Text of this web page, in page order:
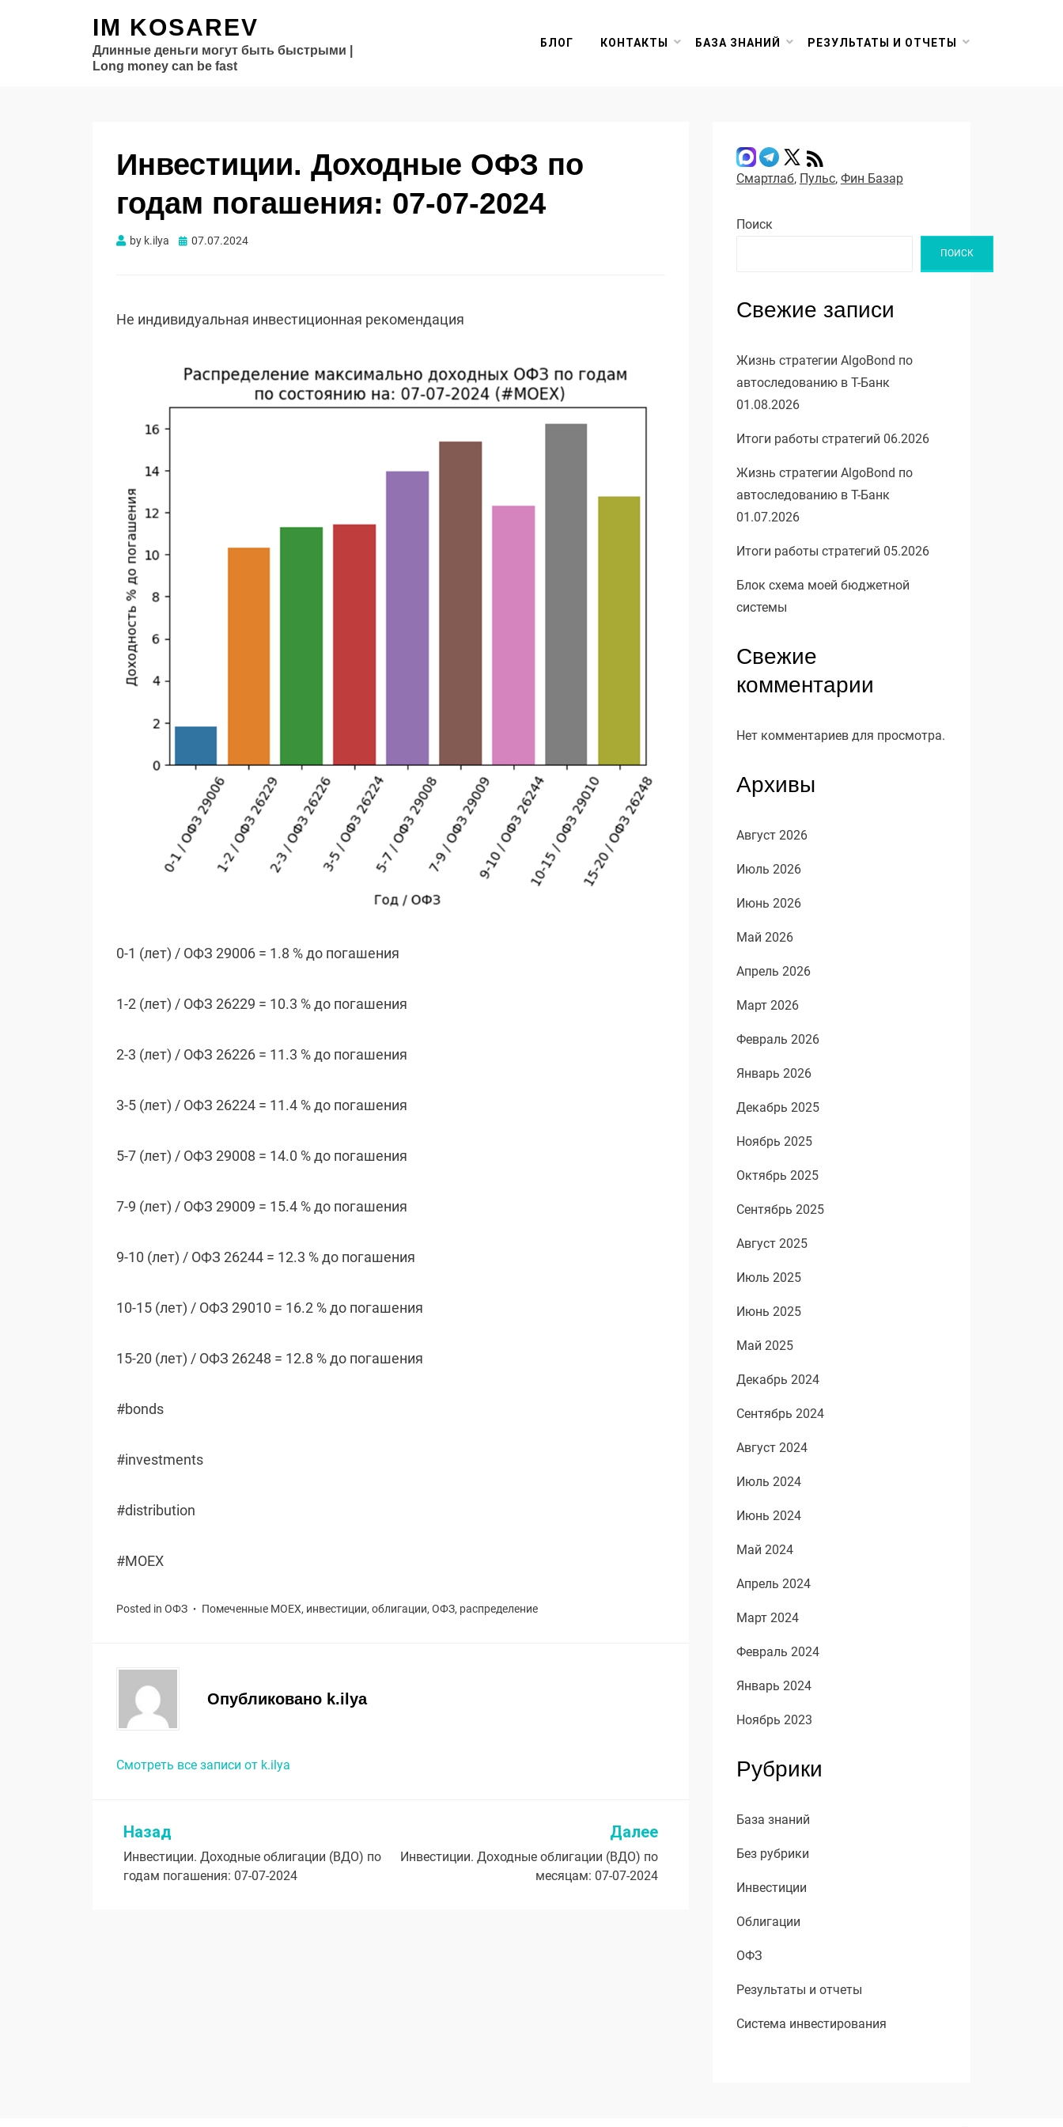
IM KOSAREV
Длинные деньги могут быть быстрыми |
Long money can be fast
БЛОГ КОНТАКТЫ БАЗА ЗНАНИЙ РЕЗУЛЬТАТЫ И ОТЧЕТЫ
Инвестиции. Доходные ОФЗ по
годам погашения: 07-07-2024
by k.ilya Опубликовано
07.07.2024
Не индивидуальная инвестиционная рекомендация
0-1 (лет) / ОФЗ 29006 = 1.8 % до погашения
1-2 (лет) / ОФЗ 26229 = 10.3 % до погашения
2-3 (лет) / ОФЗ 26226 = 11.3 % до погашения
3-5 (лет) / ОФЗ 26224 = 11.4 % до погашения
5-7 (лет) / ОФЗ 29008 = 14.0 % до погашения
7-9 (лет) / ОФЗ 29009 = 15.4 % до погашения
9-10 (лет) / ОФЗ 26244 = 12.3 % до погашения
10-15 (лет) / ОФЗ 29010 = 16.2 % до погашения
15-20 (лет) / ОФЗ 26248 = 12.8 % до погашения
#bonds
#investments
#distribution
#MOEX
Posted in ОФЗ Помеченные MOEX, инвестиции, облигации, ОФЗ, распределение
Опубликовано k.ilya
Смотреть все записи от k.ilya
Навигация
по
Назад
Инвестиции. Доходные облигации (ВДО) по
годам погашения: 07-07-2024
Далее
Инвестиции. Доходные облигации (ВДО) по
месяцам: 07-07-2024
Смартлаб, Пульс, Фин Базар
Поиск
ПОИСК
Свежие записи
Жизнь стратегии AlgoBond по
автоследованию в Т-Банк
01.08.2026
Итоги работы стратегий 06.2026
Жизнь стратегии AlgoBond по
автоследованию в Т-Банк
01.07.2026
Итоги работы стратегий 05.2026
Блок схема моей бюджетной
системы
Свежие
комментарии
Нет комментариев для просмотра.
Архивы
Август 2026
Июль 2026
Июнь 2026
Май 2026
Апрель 2026
Март 2026
Февраль 2026
Январь 2026
Декабрь 2025
Ноябрь 2025
Октябрь 2025
Сентябрь 2025
Август 2025
Июль 2025
Июнь 2025
Май 2025
Декабрь 2024
Сентябрь 2024
Август 2024
Июль 2024
Июнь 2024
Май 2024
Апрель 2024
Март 2024
Февраль 2024
Январь 2024
Ноябрь 2023
Рубрики
База знаний
Без рубрики
Инвестиции
Облигации
ОФЗ
Результаты и отчеты
Система инвестирования